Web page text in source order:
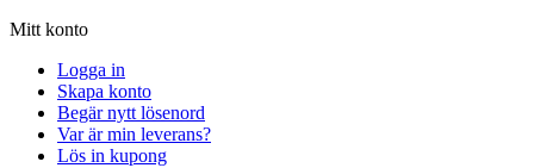
Mitt konto
Logga in
Skapa konto
Begär nytt lösenord
Var är min leverans?
Lös in kupong